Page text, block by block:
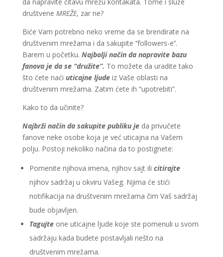
društvene MREŽE, zar ne?
Biće Vam potrebno neko vreme da se brendirate na
društvenim mrežama i da sakupite ’’followers-e’’.
Barem u početku. Najbolji način da napravite bazu
fanova je da se “družite”. To možete da uradite tako
što ćete naći uticajne ljudeiz Vaše oblasti na
društvenim mrežama. Zatim ćete ih “upotrebiti”.
Kako to da učinite?
Najbrži način da sakupite publiku jeda privučete
fanove neke osobe koja je već uticajna na Vašem
polju. Postoji nekoliko načina da to postignete:
Pomenite njihova imena, njihov sajt ili citirajte
njihov sadržaj u okviru Vašeg. Njima će stići
notifikacija na društvenim mrežama čim Vaš sadržaj
bude objavljen.
Tagujteone uticajne ljude koje ste pomenuli u svom
sadržaju kada budete postavljali nešto na
društvenim mrežama.